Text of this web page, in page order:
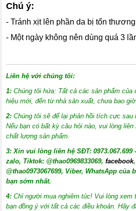
Chú ý:
- Tránh xịt lên phần da bị tổn thương
- Một ngày không nên dùng quá 3
Liên hệ với chúng tôi:
1: Chúng tôi hứa: Tất cả các sản phẩm của
hiệu mới, đến từ nhà sản xuất, chưa bao
2: Chúng tôi sẽ để lại phản hồi tích cực sau
Nếu bạn có bất kỳ câu hỏi nào, vui lòng
chất lượng sản phẩm.
3:Xin vui lòng liên hệ SĐT: 0973.067.699
zalo, Tiktok: @thao0969833069,facebook
@thao0973067699, Viber, WhatsApp của
bạn sớm nhất.
4: Chỉ người mua nghiêm túc! Vui lòng xem
bạn đồng ý với tất cả các điều khoản. Hãy